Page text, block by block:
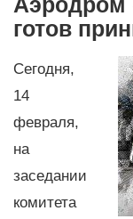
готов
Сегодня,
14
февраля,
на
заседании
комитета